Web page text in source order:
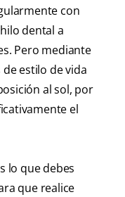
con
dental a
Pero mediante
estilo de vida
al sol, por
el
lo que debes
que realice